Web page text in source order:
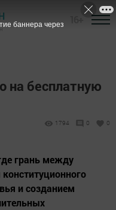
на бесплатную
1794 0 0
грань между
и созданием
баннера через